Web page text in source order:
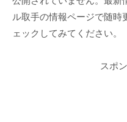
ル取手の情報ページで随時
ェックしてみてください。
スポ